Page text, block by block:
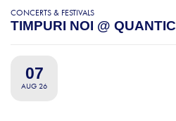
CONCERTS & FESTIVALS
TIMPURI NOI @ QUANTIC
07
AUG 26